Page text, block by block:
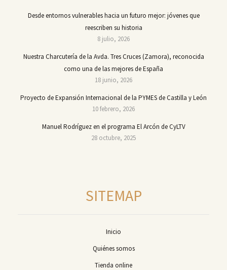
Desde entornos vulnerables hacia un futuro mejor: jóvenes que
reescriben su historia
8 julio, 2026
Nuestra Charcutería de la Avda. Tres Cruces (Zamora), reconocida
como una de las mejores de España
18 junio, 2026
Proyecto de Expansión Internacional de la PYMES de Castilla y León
10 febrero, 2026
Manuel Rodríguez en el programa El Arcón de CyLTV
28 octubre, 2025
SITEMAP
Inicio
Quiénes somos
Tienda online